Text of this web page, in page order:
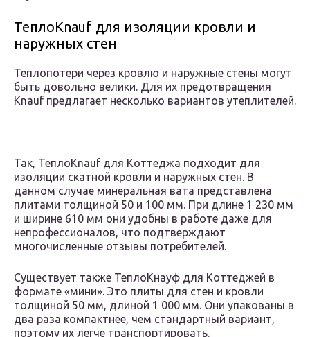
ТеплоKnauf для изоляции кровли и
наружных стен
Теплопотери через кровлю и наружные стены могут
быть довольно велики. Для их предотвращения
Knauf предлагает несколько вариантов утеплителей.
Так, ТеплоKnauf для Коттеджа подходит для
изоляции скатной кровли и наружных стен. В
данном случае минеральная вата представлена
плитами толщиной 50 и 100 мм. При длине 1 230 мм
и ширине 610 мм они удобны в работе даже для
непрофессионалов, что подтверждают
многочисленные отзывы потребителей.
Существует также ТеплоКнауф для Коттеджей в
формате «мини». Это плиты для стен и кровли
толщиной 50 мм, длиной 1 000 мм. Они упакованы в
два раза компактнее, чем стандартный вариант,
поэтому их легче транспортировать.